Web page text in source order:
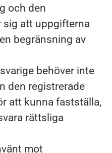
och den
sig att uppgifterna
begränsning av
behöver inte
den registrerade
att kunna fastställa,
rättsliga
mot